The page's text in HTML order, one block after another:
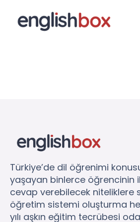
Türkiye’de dil öğrenimi
yaşayan binlerce öğrencinin
cevap verebilecek niteliklere
öğretim sistemi oluşturma
yılı aşkın eğitim tecrübesi